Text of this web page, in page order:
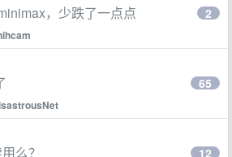
，少跌了一点点 2
65
么？ 12